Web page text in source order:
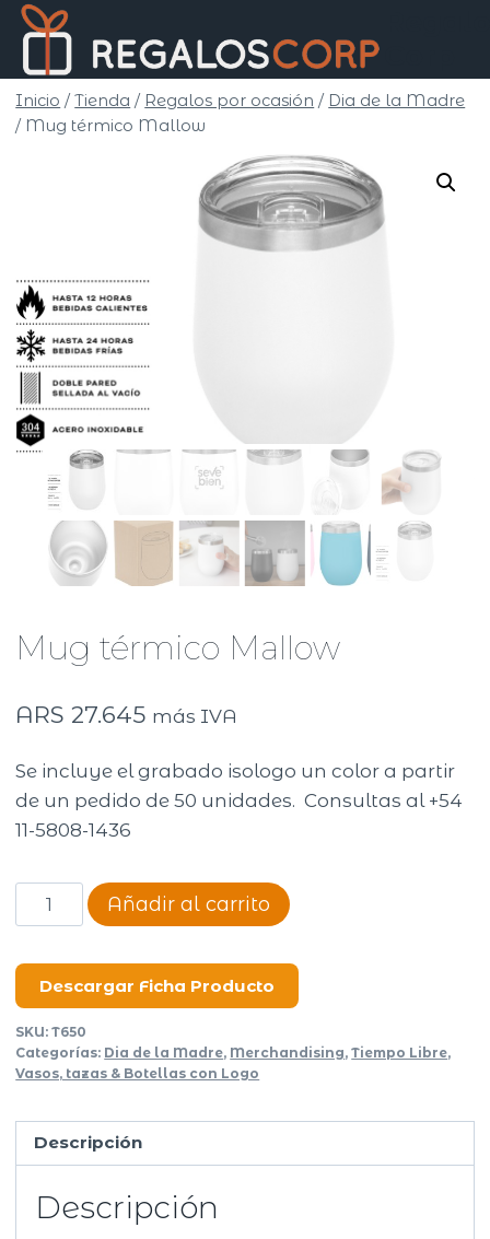
Saltar
contenido
Inicio / Tienda / Regalos por ocasión / Dia de la Madre
/ Mug térmico Mallow
Mug térmico Mallow
ARS 27.645 más IVA
Se incluye el grabado isologo un color a partir
de un pedido de 50 unidades. Consultas al +54
11-5808-1436
Mug
térmico
cantidad
Añadir al carrito
Descargar Ficha Producto
SKU:T650
Categorías: Dia de la Madre, Merchandising,Tiempo Libre,
Vasos, tazas & Botellas con Logo
Descripción
Descripción